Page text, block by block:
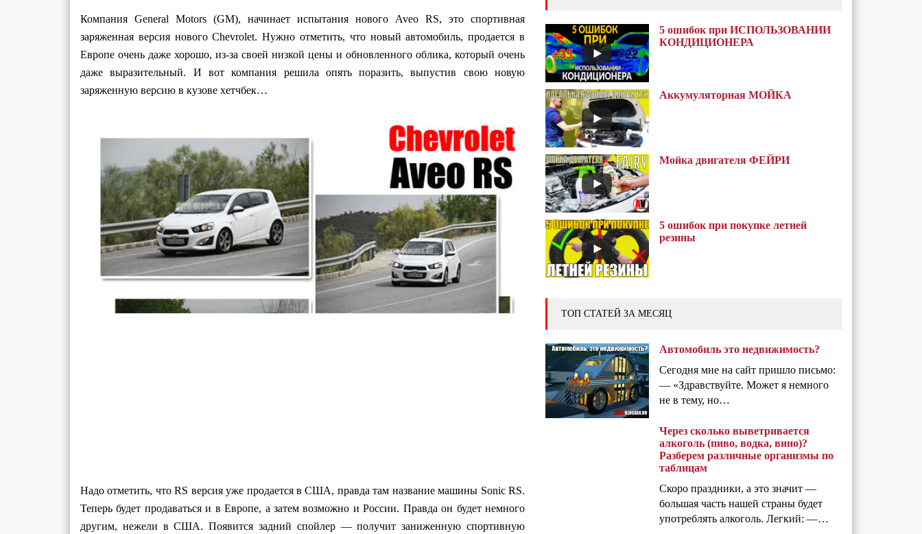
Компания General Motors (GM), начинает испытания нового Aveo RS, это спортивная
заряженная версия нового Chevrolet. Нужно отметить, что новый автомобиль, продается в
Европе очень даже хорошо, из-за своей низкой цены и обновленного облика, который очень
даже выразительный. И вот компания решила опять поразить, выпустив свою новую
заряженную версию в кузове хетчбек…
Надо отметить, что RS версия уже продается в США, правда там название машины Sonic RS.
Теперь будет продаваться и в Европе, а затем возможно и России. Правда он будет немного
другим, нежели в США. Появится задний спойлер — получит заниженную спортивную
5 ошибок при ИСПОЛЬЗОВАНИИ
КОНДИЦИОНЕРА
Аккумуляторная МОЙКА
Мойка двигателя ФЕЙРИ
5 ошибок при покупке летней
резины
ТОП СТАТЕЙ ЗА МЕСЯЦ
Автомобиль это недвижимость?
Сегодня мне на сайт пришло письмо:
— «Здравствуйте. Может я немного
не в тему, но…
Через сколько выветривается
алкоголь (пиво, водка, вино)?
Разберем различные организмы по
таблицам
Скоро праздники, а это значит —
большая часть нашей страны будет
употреблять алкоголь. Легкий: —…